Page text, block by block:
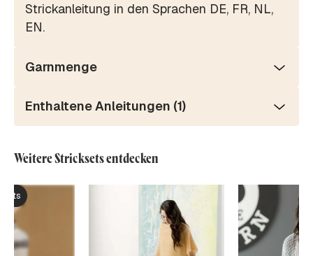
Strickanleitung in den Sprachen DE, FR, NL,
EN.
Garnmenge
Enthaltene Anleitungen (1)
Weitere Stricksets entdecken